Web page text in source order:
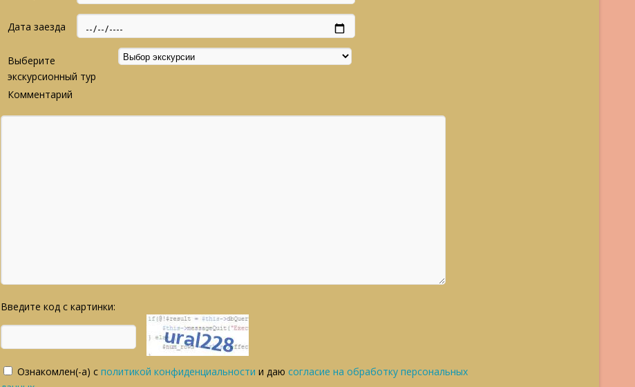
Дата заезда
Выберите
экскурсионный тур
Комментарий
Введите код с картинки:
Ознакомлен(-а) сполитикой конфиденциальности и даюсогласие на обработку персональных